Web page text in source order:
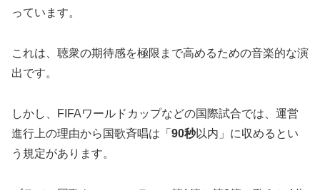
っています。
これは、聴衆の期待感を極限まで高めるための音楽的な演
出です。
しかし、FIFAワールドカップなどの国際試合では、運営
進行上の理由から国歌斉唱は「 90秒以内」に収めるとい
う規定があります。